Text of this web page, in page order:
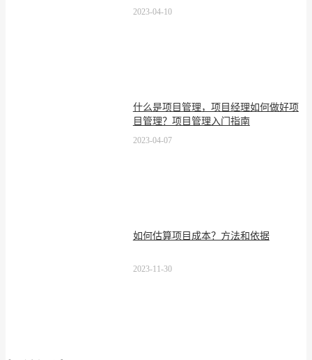
2023-04-10
什么是项目管理，项目经理如何做好项
目管理？项目管理入门指南
2023-04-07
如何估算项目成本？方法和依据
2023-11-30